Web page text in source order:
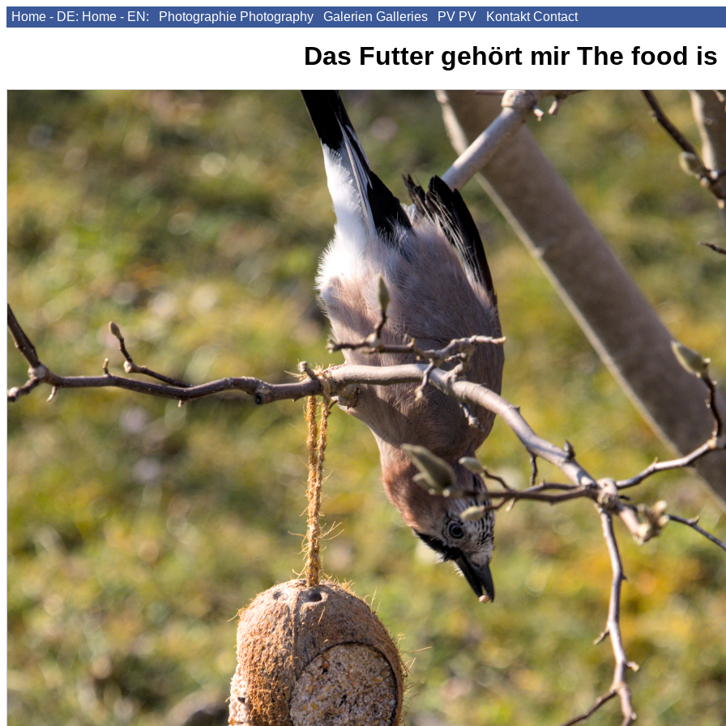
Home - DE: Home - EN: Photographie Photography Galerien Galleries PV PV Kontakt Contact
Das Futter gehört mir The food is